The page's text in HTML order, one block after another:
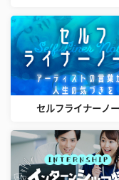
セルフライナーノ